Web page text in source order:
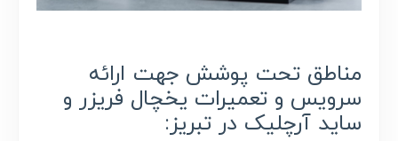
مناطق تحت پوشش جهت ارائه
سرویس و تعمیرات یخچال فریزر و
ساید آرچلیک در تبریز: